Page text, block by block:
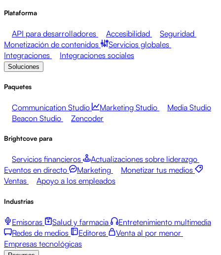
Plataforma
API para desarrolladores Accesibilidad
Seguridad
Monetización de contenidos
Servicios globales
Integraciones
Integraciones sociales
Soluciones
Paquetes
Communication Studio Marketing Studio
Media Studio
Beacon Studio
Zencoder
Brightcove para
Servicios financieros
Actualizaciones sobre liderazgo
Eventos en directo
Marketing
Monetizar tus medios
Ventas
Apoyo a los empleados
Industrias
Emisoras Salud y farmacia
Entretenimiento multimedia
Redes de medios
Editores
Venta al por menor
Empresas tecnológicas